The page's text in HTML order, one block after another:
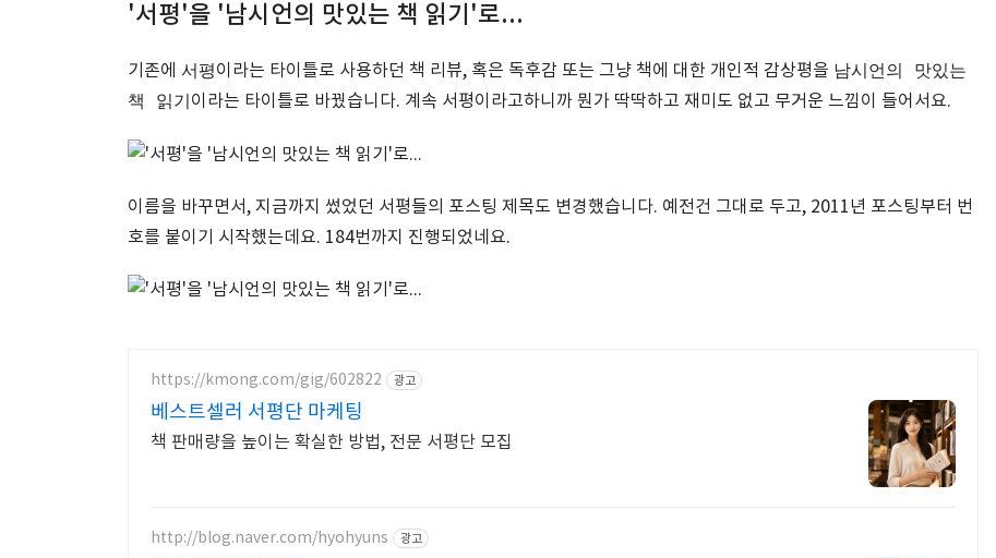
'서평'을 '남시언의 맛있는 책 읽기'로...
기존에 서평이라는 타이틀로 사용하던 책 리뷰, 혹은 독후감 또는 그냥 책에 대한 개인적 감상평을 남시언의 맛있는
책 읽기이라는 타이틀로 바꿨습니다. 계속 서평이라고하니까 뭔가 딱딱하고 재미도 없고 무거운 느낌이 들어서요.
이름을 바꾸면서, 지금까지 썼었던 서평들의 포스팅 제목도 변경했습니다. 예전건 그대로 두고, 2011년 포스팅부터 번
호를 붙이기 시작했는데요. 184번까지 진행되었네요.
https://kmong.com/gig/602822 광고
베스트셀러 서평단 마케팅
책 판매량을 높이는 확실한 방법, 전문 서평단 모집
http://blog.naver.com/hyohyuns 광고